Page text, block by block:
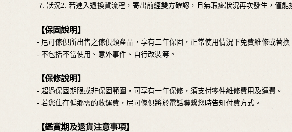
狀況2. 若進入退換貨流程，寄出前經雙方確認，且無瑕疵狀況再次發生，僅能
【保固說明】
- 尼可傢俱所出售之傢俱類產品，享有二年保固，正常使用情況下免費維修或替換
- 不包括不當使用、意外事件、自行改裝等。
【保修說明】
- 超過保固期限或非保固範圍，可享有一年保修，須支付零件維修費用及運費。
- 若您住在偏鄉需酌收運費，尼可傢俱將於電話聯繫您時告知付費方式。
【鑑賞期及退貨注意事項】